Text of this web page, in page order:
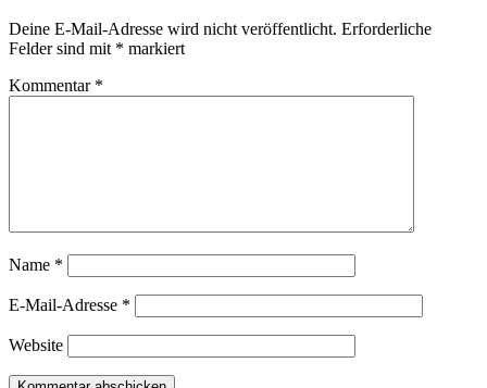
Deine E-Mail-Adresse wird nicht veröffentlicht. Erforderliche
Felder sind mit * markiert
Kommentar *
Name *
E-Mail-Adresse *
Website